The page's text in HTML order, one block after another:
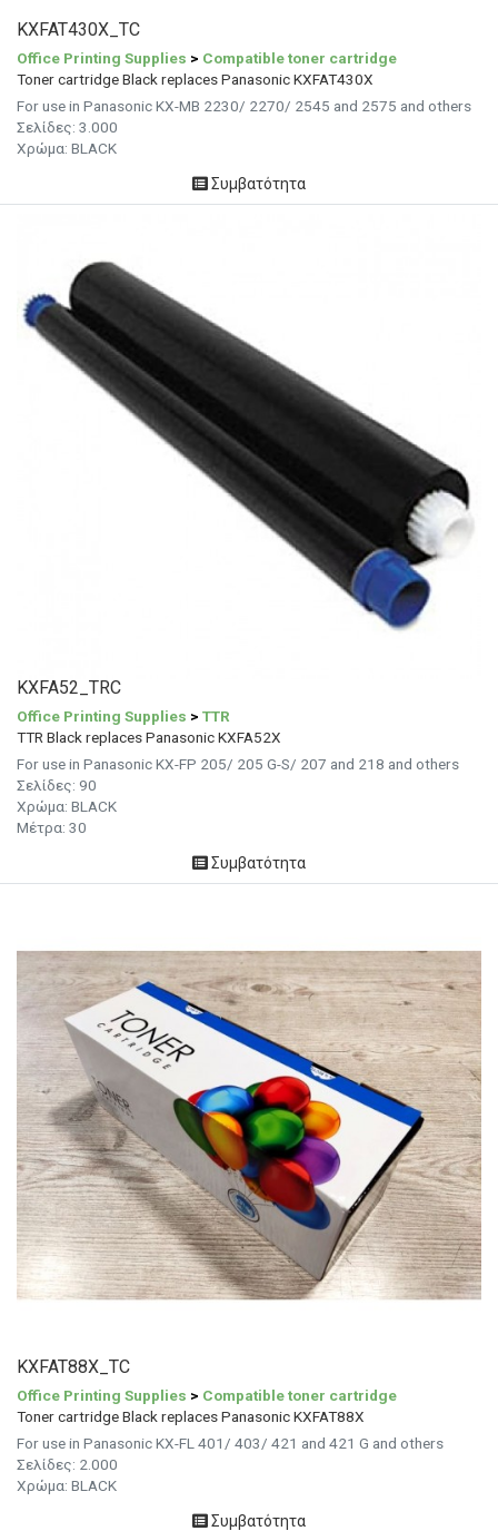
KXFAT430X_TC
Office Printing Supplies > Compatible toner cartridge
Toner cartridge Black replaces Panasonic KXFAT430X
For use in Panasonic KX-MB 2230/ 2270/ 2545 and 2575 and others
Σελίδες: 3.000
Χρώμα: BLACK
Συμβατότητα
KXFA52_TRC
Office Printing Supplies > TTR
TTR Black replaces Panasonic KXFA52X
For use in Panasonic KX-FP 205/ 205 G-S/ 207 and 218 and others
Σελίδες: 90
Χρώμα: BLACK
Μέτρα: 30
Συμβατότητα
KXFAT88X_TC
Office Printing Supplies > Compatible toner cartridge
Toner cartridge Black replaces Panasonic KXFAT88X
For use in Panasonic KX-FL 401/ 403/ 421 and 421 G and others
Σελίδες: 2.000
Χρώμα: BLACK
Συμβατότητα